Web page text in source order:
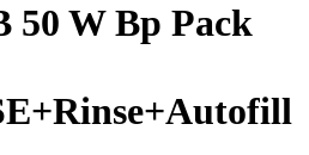
W Bp Pack